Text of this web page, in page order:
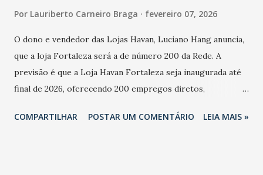
Por Lauriberto Carneiro Braga fevereiro 07, 2026
O dono e vendedor das Lojas Havan, Luciano Hang anuncia,
que a loja Fortaleza será a de número 200 da Rede. A
previsão é que a Loja Havan Fortaleza seja inaugurada até
final de 2026, oferecendo 200 empregos diretos,
Havan Fortaleza ainda não foi anunciada oficialmente, mas
COMPARTILHAR POSTAR UM COMENTÁRIO LEIA MAIS »